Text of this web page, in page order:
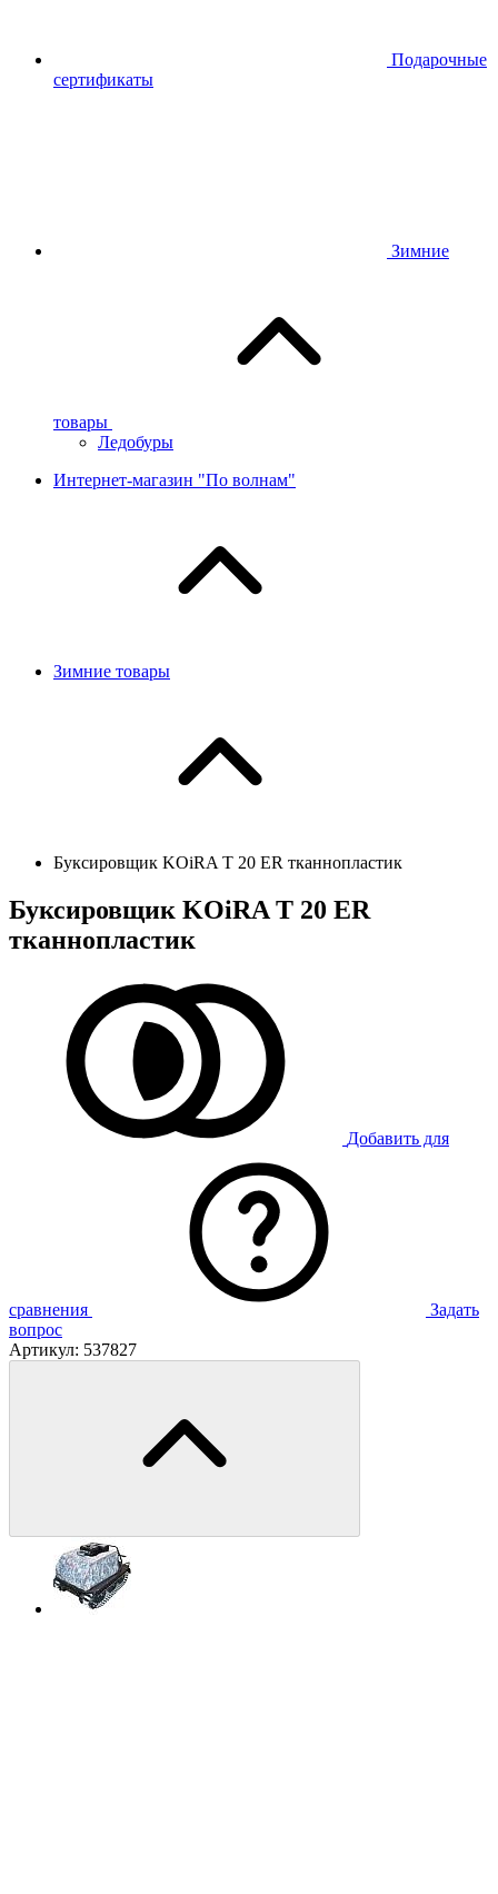
Подарочные
сертификаты
Зимние
товары
Ледобуры
Интернет-магазин "По волнам"
Зимние товары
Буксировщик KOiRA T 20 ЕR тканнопластик
Буксировщик KOiRA T 20 ЕR
тканнопластик
Добавить для
сравнения
Задать
вопрос
Артикул: 537827